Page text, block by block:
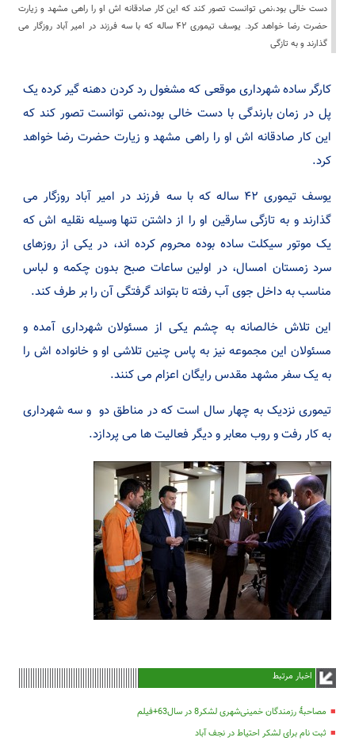
دست خالی بود،نمی توانست تصور کند که این کار صادقانه اش او را راهی مشهد و زیارت
حضرت رضا خواهد کرد. یوسف تیموری ۴۲ ساله که با سه فرزند در امیر آباد روزگار می
گذارند و به تازگی
کارگر ساده شهرداری موقعی که مشغول رد کردن دهنه گیر کرده یک
پل در زمان بارندگی با دست خالی بود،نمی توانست تصور کند که
این کار صادقانه اش او را راهی مشهد و زیارت حضرت رضا خواهد
کرد.
یوسف تیموری ۴۲ ساله که با سه فرزند در امیر آباد روزگار می
گذارند و به تازگی سارقین او را از داشتن تنها وسیله نقلیه اش که
یک موتور سیکلت ساده بوده محروم کرده اند، در یکی از روزهای
سرد زمستان امسال، در اولین ساعات صبح بدون چکمه و لباس
مناسب به داخل جوی آب رفته تا بتواند گرفتگی آن را بر طرف کند.
این تلاش خالصانه به چشم یکی از مسئولان شهرداری آمده و
مسئولان این مجموعه نیز به پاس چنین تلاشی او و خانواده اش را
به یک سفر مشهد مقدس رایگان اعزام می کنند.
تیموری نزدیک به چهار سال است که در مناطق دو و سه شهرداری
به کار رفت و روب معابر و دیگر فعالیت ها می پردازد.
اخبار مرتبط
مصاحبۀ رزمندگان خمینی‌شهری لشکر8 در سال63+فیلم
ثبت نام برای لشکر احتیاط در نجف آباد